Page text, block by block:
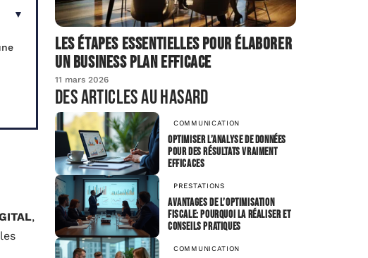
,
Les étapes essentielles pour élaborer
un business plan efficace
11 mars 2026
Des articles au hasard
COMMUNICATION
Optimiser l’analyse de données
pour des résultats vraiment
efficaces
PRESTATIONS
Avantages de l’optimisation
fiscale: Pourquoi la réaliser et
conseils pratiques
COMMUNICATION